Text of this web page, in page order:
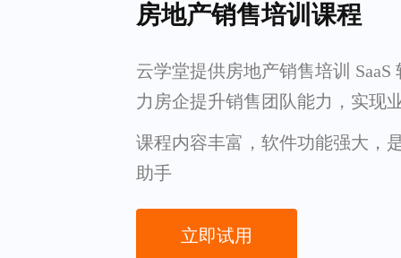
房地产销售培训课程
云学堂提供房地产销售培训 SaaS
力房企提升销售团队能力，实现
课程内容丰富，软件功能强大，
助手
立即试用